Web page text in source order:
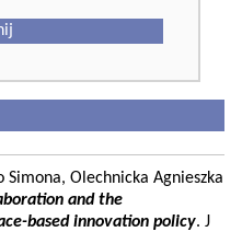
Simona, Olechnicka Agnieszka
and the
based innovation policy. J